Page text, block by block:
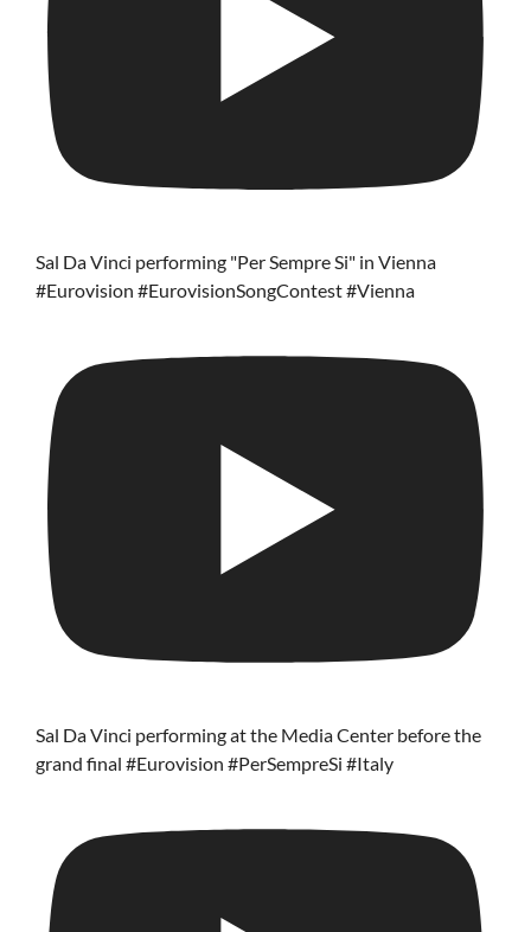
Sal Da Vinci performing "Per Sempre Si" in Vienna
#Eurovision #EurovisionSongContest #Vienna
Sal Da Vinci performing at the Media Center before the
grand final #Eurovision #PerSempreSi #Italy